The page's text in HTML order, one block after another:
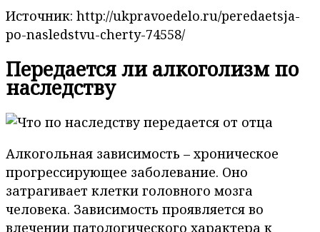
Источник: http://ukpravoedelo.ru/peredaetsja-
po-nasledstvu-cherty-74558/
Передается ли алкоголизм по
наследству
Алкогольная зависимость – хроническое
прогрессирующее заболевание. Оно
затрагивает клетки головного мозга
человека. Зависимость проявляется во
влечении патологического характера к